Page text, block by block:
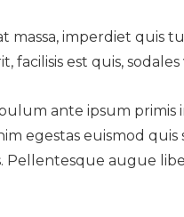
massa, imperdiet quis
est quis, sodales
ante ipsum primis
egestas euismod quis
Pellentesque augue